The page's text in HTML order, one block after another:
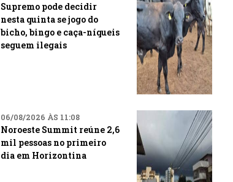
Supremo pode decidir
nesta quinta se jogo do
bicho, bingo e caça-níqueis
seguem ilegais
06/08/2026 ÀS 11:08
Noroeste Summit reúne 2,6
mil pessoas no primeiro
dia em Horizontina